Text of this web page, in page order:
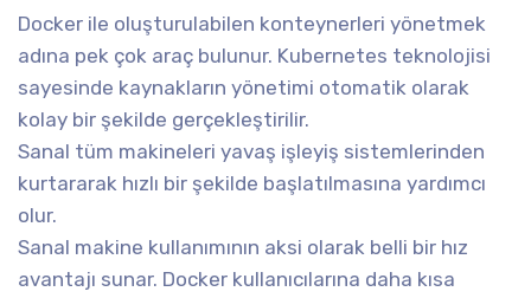
Docker ile oluşturulabilen konteynerleri yönetmek
adına pek çok araç bulunur. Kubernetes teknolojisi
sayesinde kaynakların yönetimi otomatik olarak
kolay bir şekilde gerçekleştirilir.
Sanal tüm makineleri yavaş işleyiş sistemlerinden
kurtararak hızlı bir şekilde başlatılmasına yardımcı
olur.
Sanal makine kullanımının aksi olarak belli bir hız
avantajı sunar. Docker kullanıcılarına daha kısa